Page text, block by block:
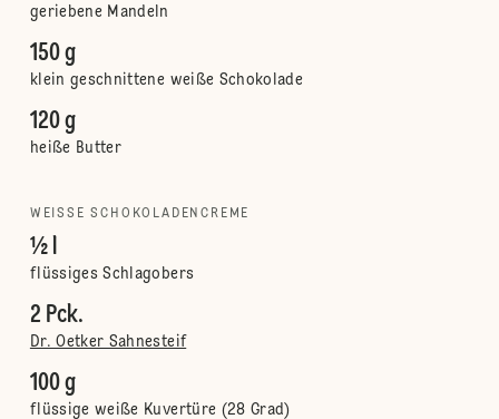
geriebene Mandeln
150 g
klein geschnittene weiße Schokolade
120 g
heiße Butter
WEISSE SCHOKOLADENCREME
½ l
flüssiges Schlagobers
2 Pck.
Dr. Oetker Sahnesteif
100 g
flüssige weiße Kuvertüre (28 Grad)